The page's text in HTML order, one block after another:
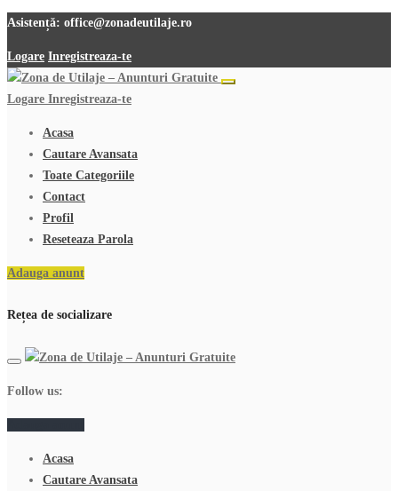
Asistență: office@zonadeutilaje.ro
Logare Inregistreaza-te
Logare Inregistreaza-te
Acasa
Cautare Avansata
Toate Categoriile
Contact
Profil
Reseteaza Parola
Adauga anunt
Rețea de socializare
Follow us:
Acasa
Cautare Avansata